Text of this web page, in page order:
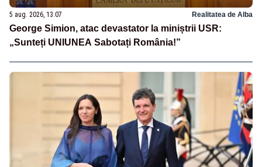
5 aug. 2026, 13:07 Realitatea de Alba
George Simion, atac devastator la miniștrii USR:
„Sunteți UNIUNEA Sabotați România!”